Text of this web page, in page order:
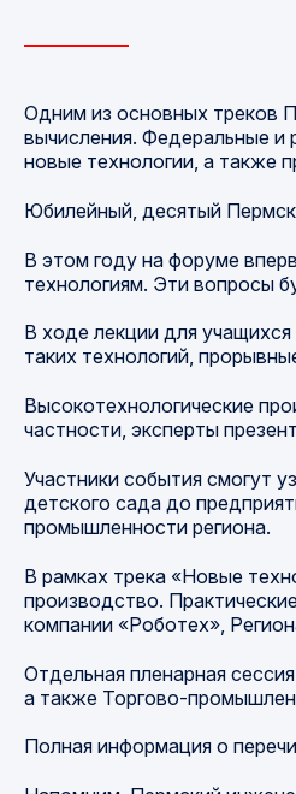
Одним из основных треков
вычисления. Федеральные
новые технологии, а также
Юбилейный, десятый
В этом году на форуме
технологиям. Эти вопросы
В ходе лекции для
таких технологий,
Высокотехнологические
частности, эксперты
Участники события смогут
детского сада до
промышленности региона.
В рамках трека «Новые
производство.
компании «Роботех»,
Отдельная пленарная
а также Торгово-
Полная информация о